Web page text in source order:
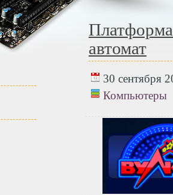
автомат
30 сентября
Компьютеры